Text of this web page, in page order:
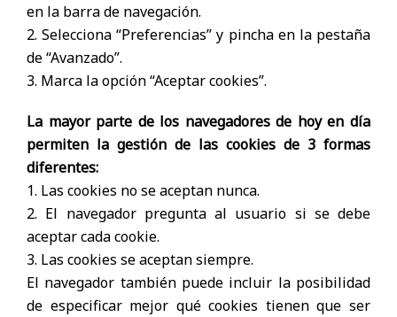
en la barra de navegación.
2. Selecciona “Preferencias” y pincha en la pestaña
de “Avanzado”.
3. Marca la opción “Aceptar cookies”.
La mayor parte de los navegadores de hoy en día
permiten la gestión de las cookies de 3 formas
diferentes:
1. Las cookies no se aceptan nunca.
2. El navegador pregunta al usuario si se debe
aceptar cada cookie.
3. Las cookies se aceptan siempre.
El navegador también puede incluir la posibilidad
de especificar mejor qué cookies tienen que ser